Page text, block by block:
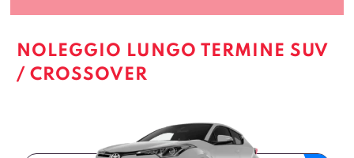
NOLEGGIO LUNGO TERMINE SUV
/ CROSSOVER